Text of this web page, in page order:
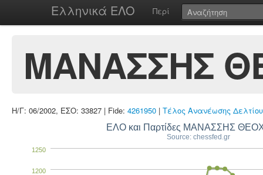
Ελληνικά ΕΛΟ Περί
ΜΑΝΑΣΣΗΣ
Η/Γ: 06/2002, ΕΣΟ: 33827 | Fide: 4261950 | Τέλος Ανανέωσης Δελτίου
ΕΛΟ και Παρτίδες ΜΑΝΑΣΣΗΣ
Source: chessfed.gr
1200
1250